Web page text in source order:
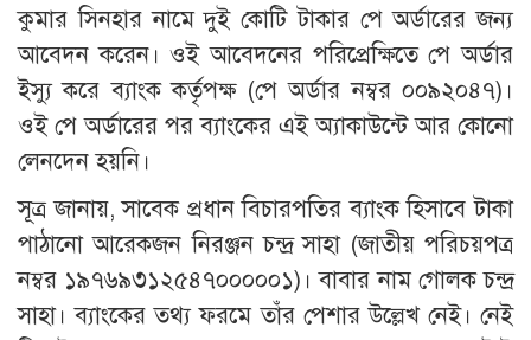
কুমার সিনহার নামে দুই কোটি টাকার পে অর্ডারের জন্য
আবেদন করেন। ওই আবেদনের পরিপ্রেক্ষিতে পে অর্ডার
ইস্যু করে ব্যাংক কর্তৃপক্ষ (পে অর্ডার নম্বর ০০৯২০৪৭)।
ওই পে অর্ডারের পর ব্যাংকের এই অ্যাকাউন্টে আর কোনো
লেনদেন হয়নি।
সূত্র জানায়, সাবেক প্রধান বিচারপতির ব্যাংক হিসাবে টাকা
পাঠানো আরেকজন নিরঞ্জন চন্দ্র সাহা (জাতীয় পরিচয়পত্র
নম্বর ১৯৭৬৯৩১২৫৪৭০০০০০১)। বাবার নাম গোলক চন্দ্র
সাহা। ব্যাংকের তথ্য ফরমে তাঁর পেশার উল্লেখ নেই। নেই